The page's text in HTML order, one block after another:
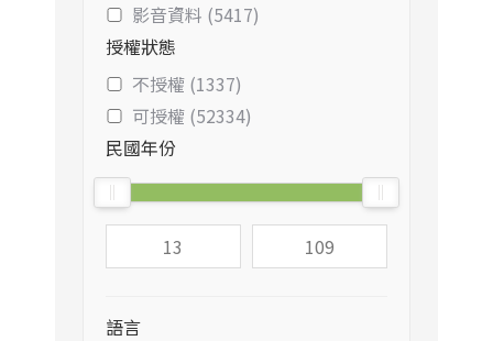
影音資料 (5417)
授權狀態
不授權 (1337)
可授權 (52334)
民國年份
語言